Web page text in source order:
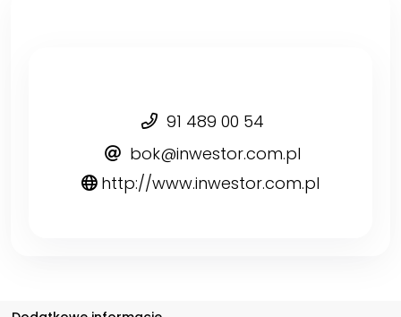
91 489 00 54
bok@inwestor.com.pl
http://www.inwestor.com.pl